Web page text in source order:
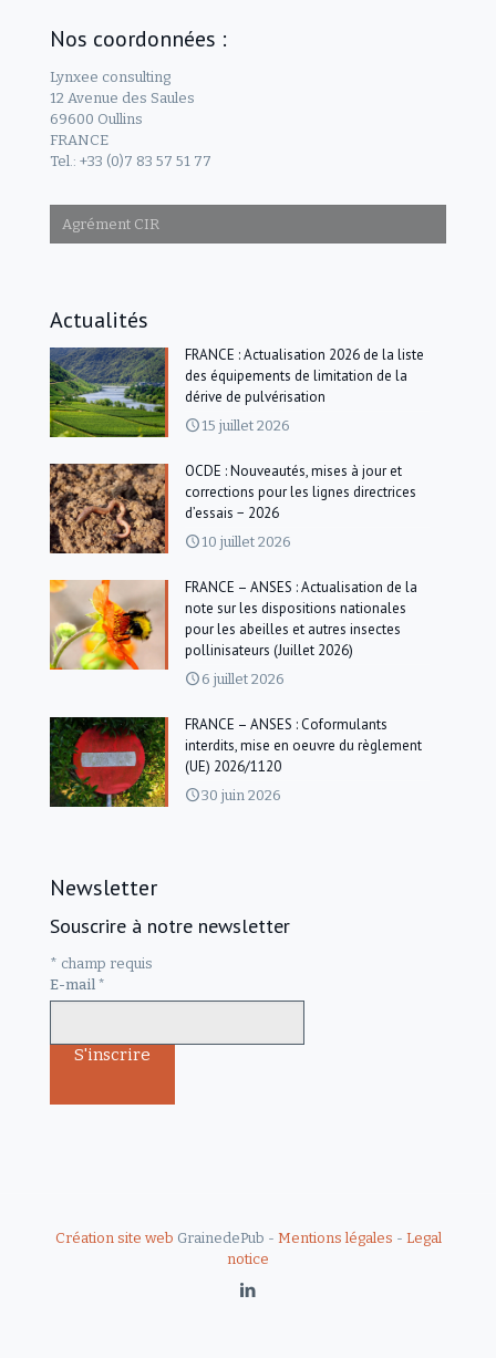
Nos coordonnées :
Lynxee consulting
12 Avenue des Saules
69600 Oullins
FRANCE
Tel.: +33 (0)7 83 57 51 77
Agrément CIR
Actualités
FRANCE : Actualisation 2026 de la liste
des équipements de limitation de la
dérive de pulvérisation
15 juillet 2026
OCDE : Nouveautés, mises à jour et
corrections pour les lignes directrices
d’essais − 2026
10 juillet 2026
FRANCE – ANSES : Actualisation de la
note sur les dispositions nationales
pour les abeilles et autres insectes
pollinisateurs (Juillet 2026)
6 juillet 2026
FRANCE – ANSES : Coformulants
interdits, mise en oeuvre du règlement
(UE) 2026/1120
30 juin 2026
Newsletter
Souscrire à notre newsletter
* champ requis
E-mail *
Création site web GrainedePub - Mentions légales - Legal
notice